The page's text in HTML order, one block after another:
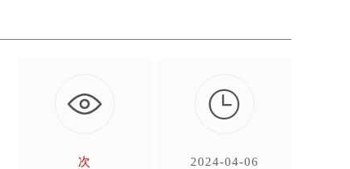
次

2024-04-06